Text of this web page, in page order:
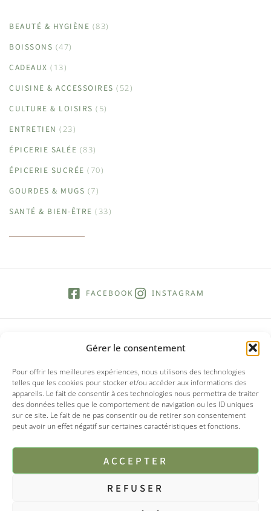
Gérer le consentement
Pour offrir les meilleures expériences, nous utilisons des technologies
telles que les cookies pour stocker et/ou accéder aux informations des
appareils. Le fait de consentir à ces technologies nous permettra de traiter
des données telles que le comportement de navigation ou les ID uniques
sur ce site. Le fait de ne pas consentir ou de retirer son consentement
peut avoir un effet négatif sur certaines caractéristiques et fonctions.
ACCEPTER
REFUSER
BEAUTÉ & HYGIÈNE (83)
BOISSONS (47)
CADEAUX (13)
CUISINE & ACCESSOIRES (52)
CULTURE & LOISIRS (5)
ENTRETIEN (23)
ÉPICERIE SALÉE (83)
ÉPICERIE SUCRÉE (70)
GOURDES & MUGS (7)
SANTÉ & BIEN-ÊTRE (33)
FACEBOOK INSTAGRAM